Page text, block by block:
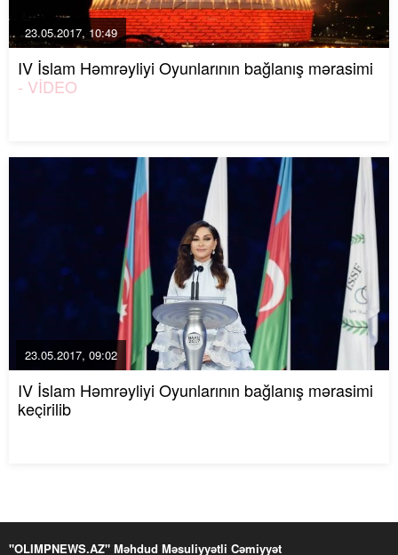
23.05.2017, 10:49
IV İslam Həmrəyliyi Oyunlarının bağlanış mərasimi
- VİDEO
23.05.2017, 09:02
IV İslam Həmrəyliyi Oyunlarının bağlanış mərasimi
keçirilib
"OLIMPNEWS.AZ" Məhdud Məsuliyyətli Cəmiyyət